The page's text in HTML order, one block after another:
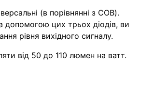
(в порівнянні з COB).
допомогою цих трьох діодів, ви
рівня вихідного сигналу.
від 50 до 110 люмен на ватт.